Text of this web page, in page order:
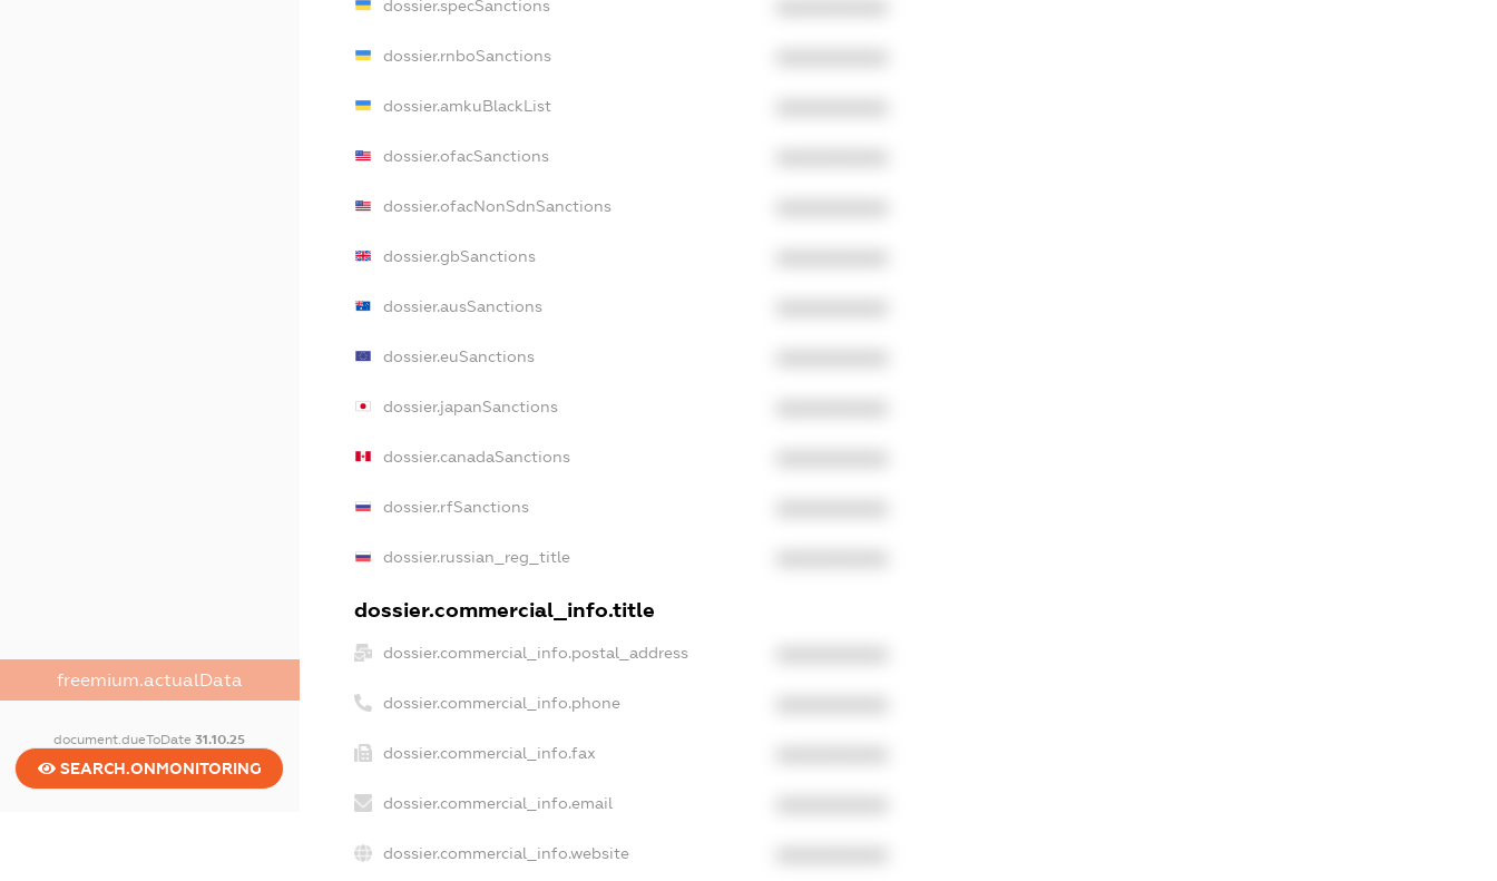
freemium.actualData
document.dueToDate31.10.25
SEARCH.ONMONITORING
dossier.specSanctions
dossier.rnboSanctions
dossier.amkuBlackList
dossier.ofacSanctions
dossier.ofacNonSdnSanctions
dossier.gbSanctions
dossier.ausSanctions
dossier.euSanctions
dossier.japanSanctions
dossier.canadaSanctions
dossier.rfSanctions
dossier.russian_reg_title
dossier.commercial_info.title
dossier.commercial_info.postal_address
dossier.commercial_info.phone
dossier.commercial_info.fax
dossier.commercial_info.email
dossier.commercial_info.website